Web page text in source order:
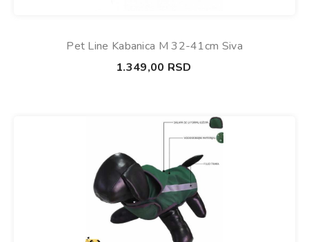
Pet Line Kabanica M 32-41cm Siva
1.349,00 RSD